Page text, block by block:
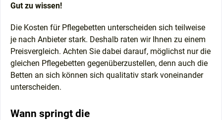
Gut zu wissen!
Die Kosten für Pflegebetten unterscheiden sich teilweise
je nach Anbieter stark. Deshalb raten wir Ihnen zu einem
Preisvergleich. Achten Sie dabei darauf, möglichst nur die
gleichen Pflegebetten gegenüberzustellen, denn auch die
Betten an sich können sich qualitativ stark voneinander
unterscheiden.
Wann springt die